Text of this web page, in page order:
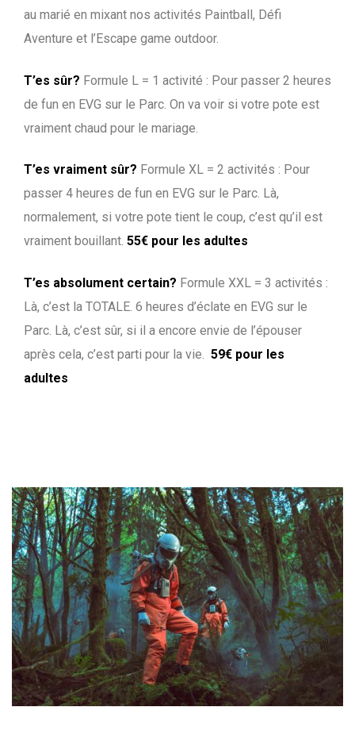
au marié en mixant nos activités Paintball, Défi
Aventure et l’Escape game outdoor.
T’es sûr? Formule L = 1 activité : Pour passer 2 heures
de fun en EVG sur le Parc. On va voir si votre pote est
vraiment chaud pour le mariage.
T’es vraiment sûr? Formule XL = 2 activités : Pour
passer 4 heures de fun en EVG sur le Parc. Là,
normalement, si votre pote tient le coup, c’est qu’il est
vraiment bouillant. 55€ pour les adultes
T’es absolument certain? Formule XXL = 3 activités :
Là, c’est la TOTALE. 6 heures d’éclate en EVG sur le
Parc. Là, c’est sûr, si il a encore envie de l’épouser
après cela, c’est parti pour la vie. 59€ pour les
adultes